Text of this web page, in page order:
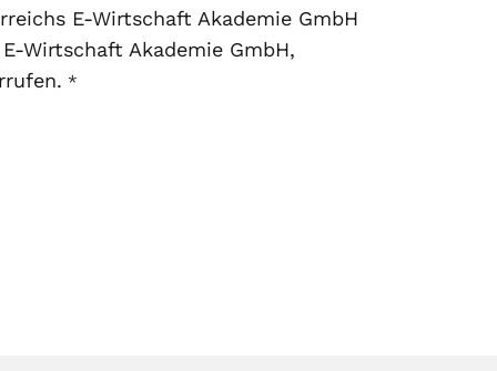
E-Wirtschaft Akademie GmbH
Wirtschaft Akademie GmbH,